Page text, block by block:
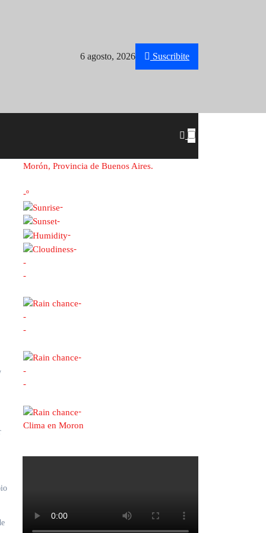
6 agosto, 2026 Suscribite
Morón, Provincia de Buenos Aires.
-º
-
-
-
-
-
-
-
-
-
-
-
-
-
Clima en Moron